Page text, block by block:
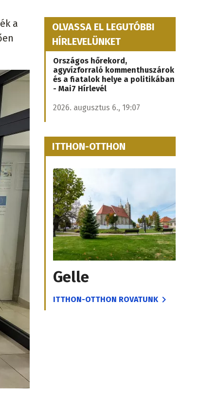
a
OLVASSA EL LEGUTÓBBI
HÍRLEVELÜNKET
Országos hőrekord,
agyvízforraló kommenthuszárok
és a fiatalok helye a politikában
- Mai7 Hírlevél
2026. augusztus 6., 19:07
ITTHON-OTTHON
Gelle
ITTHON-OTTHON ROVATUNK